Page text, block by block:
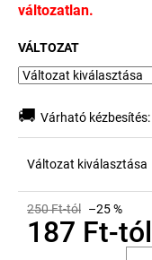
változatlan.
VÁLTOZAT
🚚 Várható kézbesítés:
Változat kiválasztása
250 Ft-tól –25 %
187 Ft-tól